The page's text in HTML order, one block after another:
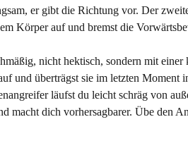
er gibt die Richtung vor. Der
Körper auf und bremst die
nicht hektisch, sondern mit
und überträgst sie im letzten Moment
läufst du leicht schräg von
macht dich vorhersagbarer. Übe den